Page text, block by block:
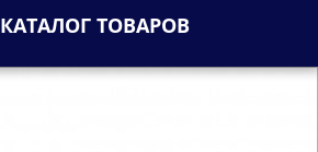
КАТАЛОГ ТОВАРОВ